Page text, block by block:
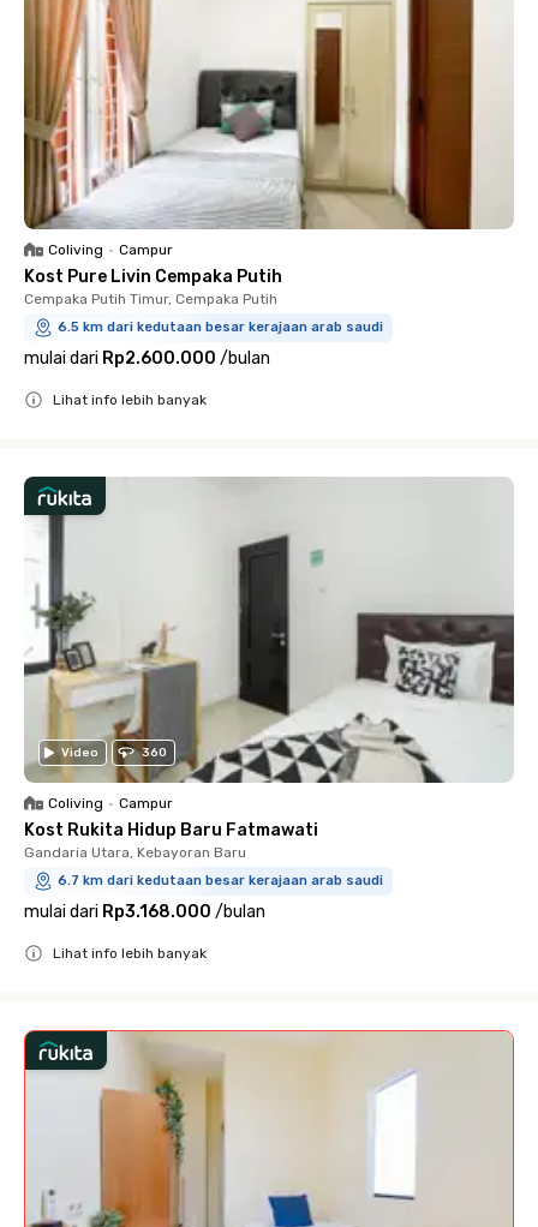
Coliving • Campur
Kost Pure Livin Cempaka Putih
Cempaka Putih Timur, Cempaka Putih
6.5 km dari kedutaan besar kerajaan arab saudi
mulai dari Rp2.600.000 /bulan
Lihat info lebih banyak
Video 360
Coliving • Campur
Kost Rukita Hidup Baru Fatmawati
Gandaria Utara, Kebayoran Baru
6.7 km dari kedutaan besar kerajaan arab saudi
mulai dari Rp3.168.000 /bulan
Lihat info lebih banyak